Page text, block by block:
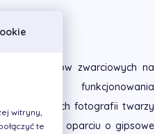
i kontaktów zwarciowych na
funkcjonowania
i cyfrowych fotografii twarzy
w oparciu o gipsowe
witryny,
te